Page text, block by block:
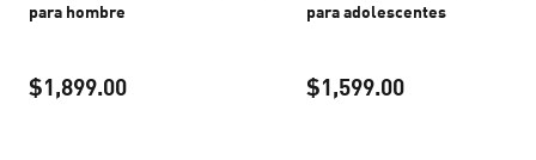
para hombre
$1,899.00
para adolescentes
$1,599.00